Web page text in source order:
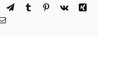
WhatsApp
TelegramTumblr Pinterest
Vk
Xing
Email